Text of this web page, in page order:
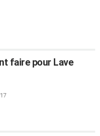
faire pour Lave